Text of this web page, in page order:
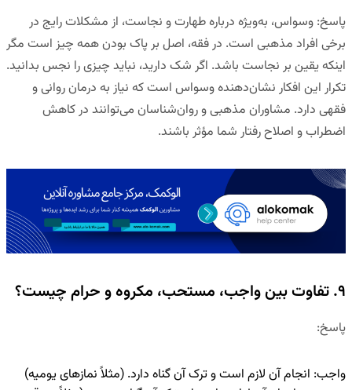
پاسخ: وسواس، به‌ویژه درباره طهارت و نجاست، از مشکلات رایج در
برخی افراد مذهبی است. در فقه، اصل بر پاک بودن همه چیز است مگر
اینکه یقین بر نجاست باشد. اگر شک دارید، نباید چیزی را نجس بدانید.
تکرار این افکار نشان‌دهنده وسواس است که نیاز به درمان روانی و
فقهی دارد. مشاوران مذهبی و روان‌شناسان می‌توانند در کاهش
اضطراب و اصلاح رفتار شما مؤثر باشند.
۹. تفاوت بین واجب، مستحب، مکروه و حرام چیست؟
پاسخ:
واجب: انجام آن لازم است و ترک آن گناه دارد. (مثلاً نمازهای یومیه)